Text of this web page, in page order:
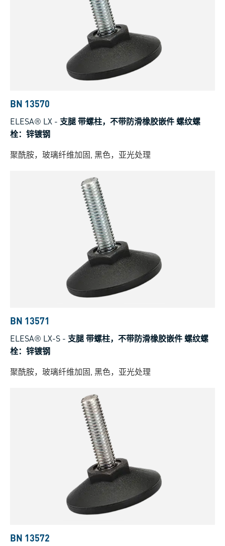
BN 13570
ELESA® LX - 支腿 带螺柱，不带防滑橡胶嵌件 螺纹螺
栓：锌镀钢
聚酰胺，玻璃纤维加固, 黑色，亚光处理
BN 13571
ELESA® LX-S - 支腿 带螺柱，不带防滑橡胶嵌件 螺纹螺
栓：锌镀钢
聚酰胺，玻璃纤维加固, 黑色，亚光处理
BN 13572